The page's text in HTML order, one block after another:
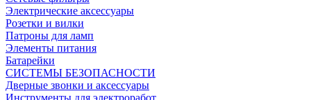
Электрические аксессуары
Розетки и вилки
Патроны для ламп
Элементы питания
Батарейки
СИСТЕМЫ БЕЗОПАСНОСТИ
Дверные звонки и аксессуары
Инструменты для электроработ